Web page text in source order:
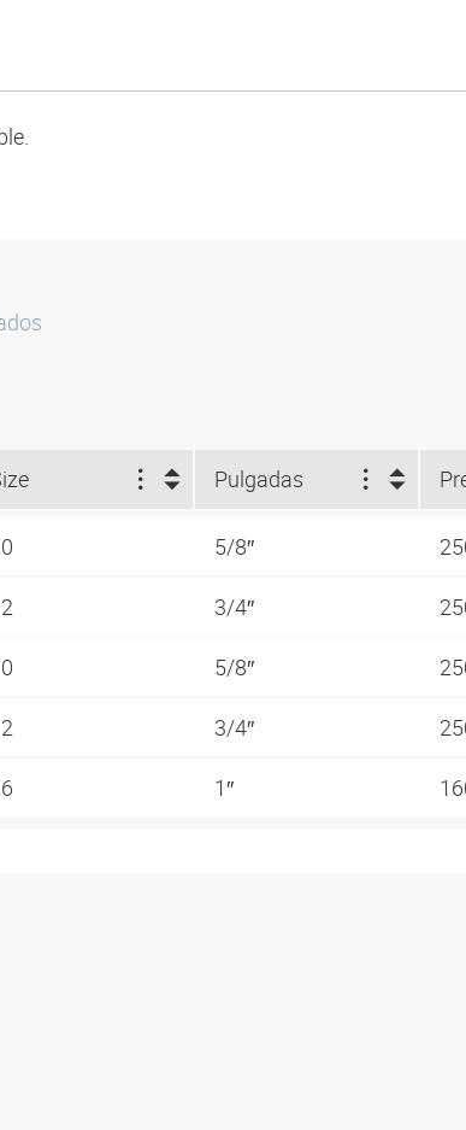
Pulgadas
5/8″
3/4″
5/8″
3/4″
1″